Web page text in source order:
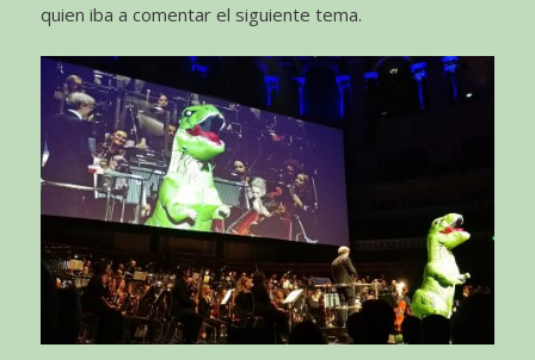
quien iba a comentar el siguiente tema.